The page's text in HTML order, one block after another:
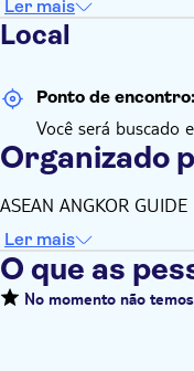
Ler mais
Local
Ponto de encontro:
Você será buscado
Organizado
ASEAN ANGKOR GUIDE
Ler mais
O que as
No momento não